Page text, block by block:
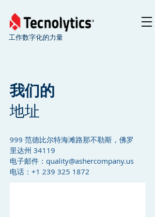
工作数字化的力量
我们的
地址
999 范德比尔特海滩路那不勒斯，佛罗
里达州 34119
电子邮件： quality@ashercompany.us
电话：+1 239 325 1872